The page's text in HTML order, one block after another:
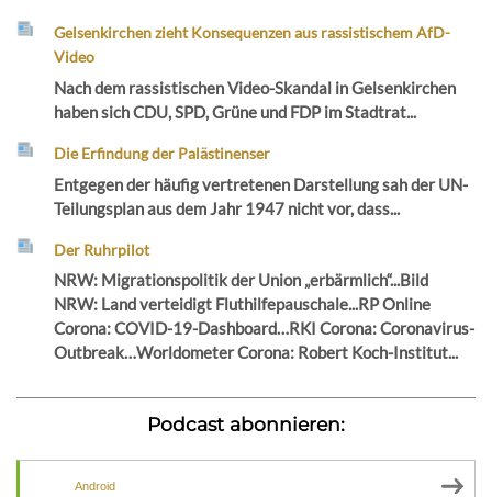
Gelsenkirchen zieht Konsequenzen aus rassistischem AfD-
Video
Nach dem rassistischen Video-Skandal in Gelsenkirchen
haben sich CDU, SPD, Grüne und FDP im Stadtrat...
Die Erfindung der Palästinenser
Entgegen der häufig vertretenen Darstellung sah der UN-
Teilungsplan aus dem Jahr 1947 nicht vor, dass...
Der Ruhrpilot
NRW: Migrationspolitik der Union „erbärmlich“...Bild
NRW: Land verteidigt Fluthilfepauschale...RP Online
Corona: COVID-19-Dashboard…RKI Corona: Coronavirus-
Outbreak…Worldometer Corona: Robert Koch-Institut...
Podcast abonnieren:
Android